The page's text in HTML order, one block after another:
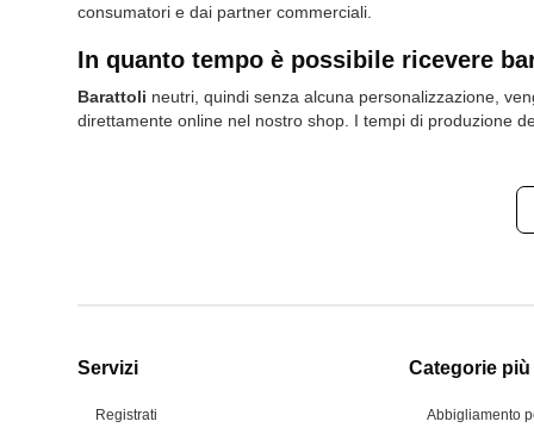
consumatori e dai partner commerciali.
In quanto tempo è possibile ricevere
Barattoli neutri, quindi senza alcuna personalizzazione,
direttamente online nel nostro shop. I tempi di produzione
Servizi
Registrati
Categorie
Abbigliamento